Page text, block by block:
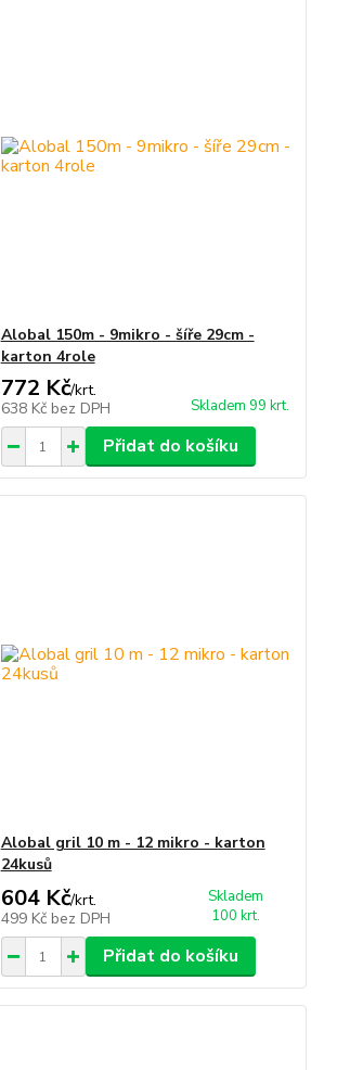
Alobal 150m - 9mikro - šíře 29cm -
karton 4role
772 Kč/krt.
638 Kč bez DPH Skladem 99 krt.
Přidat do košíku
Alobal gril 10 m - 12 mikro - karton
24kusů
604 Kč/krt.
499 Kč bez DPH
Skladem
100 krt.
Přidat do košíku